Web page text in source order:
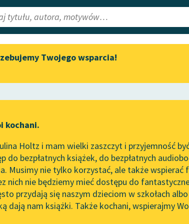
Lektury
redakcyjne
Aktualności
„Prokurator Alicja Horn” do
literatury skandynawskiej
Spotkanie z Katarzyną Tunkiel
w Oslo
102. lata temu zmarł Joseph
Conrad
API
OAI-
Twojego wsparcia!
kochani.
Holtz i mam wielki zaszczyt i przyjemność
do bezpłatnych książek, do bezpłatnych
Musimy nie tylko korzystać, ale także wspierać
nich nie będziemy mieć dostępu do
przydają się naszym dzieciom w szkołach
dają nam książki. Także kochani, wspierajmy
✖ Współczesność✖